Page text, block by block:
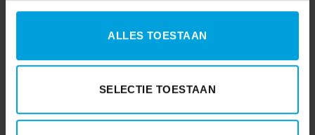
ALLES TOESTAAN
SELECTIE TOESTAAN
vestigingsplaats
Gemeenten koppelen SBI-codes aan
dat een bedrijfsactiviteit op een locatie niet is